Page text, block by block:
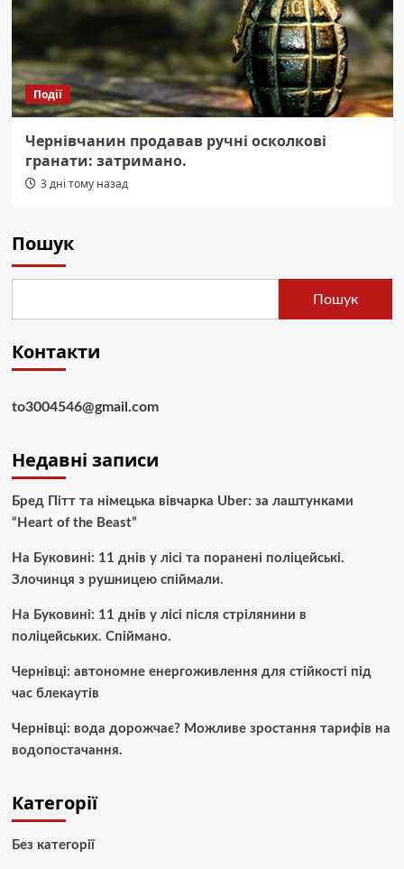
Події
Чернівчанин продавав ручні осколкові
гранати: затримано.
3 дні тому назад
Пошук
Пошук
Контакти
to3004546@gmail.com
Недавні записи
Бред Пітт та німецька вівчарка Uber: за лаштунками
“Heart of the Beast”
На Буковині: 11 днів у лісі та поранені поліцейські.
Злочинця з рушницею спіймали.
На Буковині: 11 днів у лісі після стрілянини в
поліцейських. Спіймано.
Чернівці: автономне енергоживлення для стійкості під
час блекаутів
Чернівці: вода дорожчає? Можливе зростання тарифів на
водопостачання.
Категорії
Без категорії